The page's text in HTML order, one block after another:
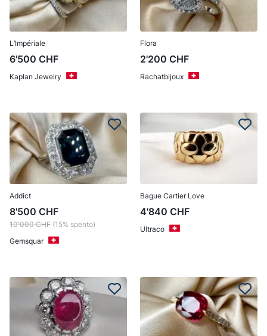
L’Impériale
6'500 CHF
Kaplan Jewelry
Flora
2'200 CHF
Rachatbijoux
Addict
8'500 CHF
10'000 CHF (15% spento)
Gemsquar
Bague Cartier Love
4'840 CHF
Ultraco